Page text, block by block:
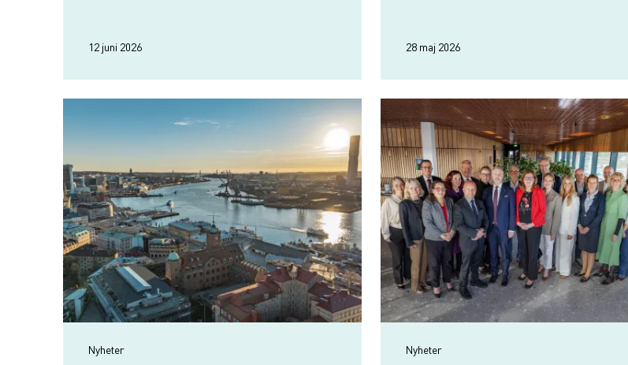
12 juni 2026
Sverige.
28 maj 2026
Nyheter Nyheter